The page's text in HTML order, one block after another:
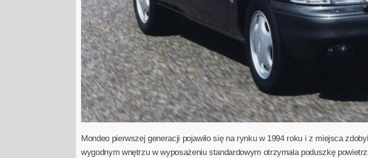
Mondeo pierwszej generacji pojawiło się na rynku w 1994 roku i z miejsca
wygodnym wnętrzu w wyposażeniu standardowym otrzymała poduszkę